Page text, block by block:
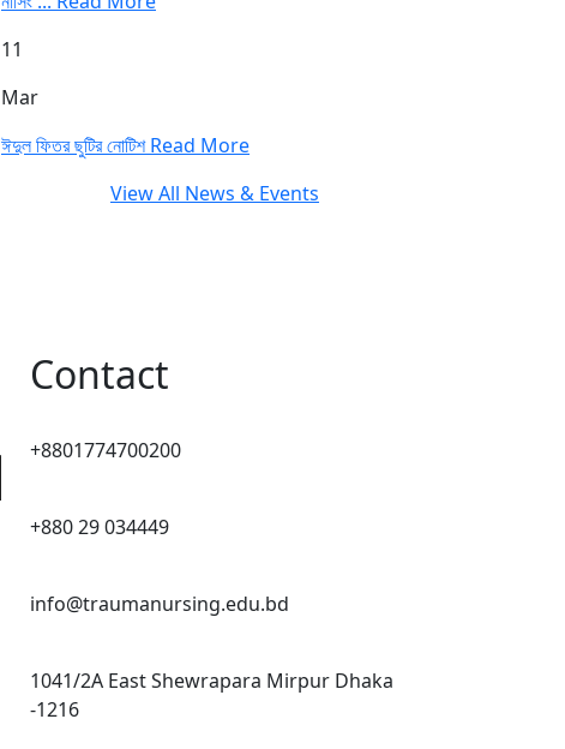
11
Mar
ঈদুল ফিতর ছুটির নোটিশRead More
View All News & Events
Contact
+8801774700200
+880 29 034449
info@traumanursing.edu.bd
1041/2A East Shewrapara Mirpur Dhaka
-1216